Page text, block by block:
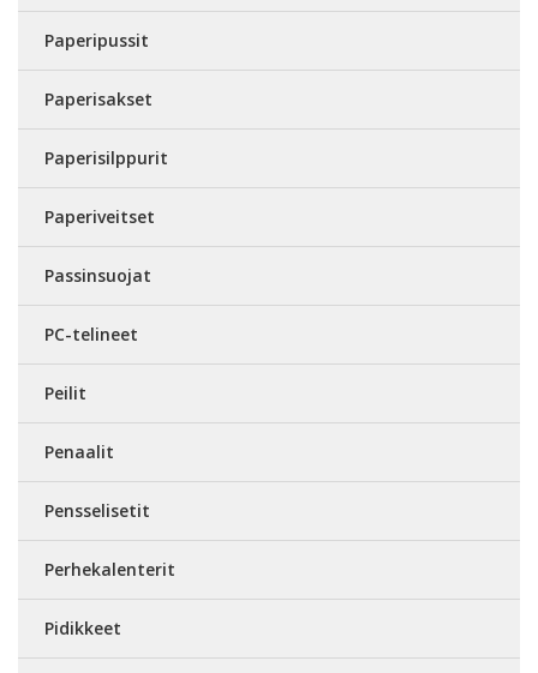
Paperipussit
Paperisakset
Paperisilppurit
Paperiveitset
Passinsuojat
PC-telineet
Peilit
Penaalit
Pensselisetit
Perhekalenterit
Pidikkeet